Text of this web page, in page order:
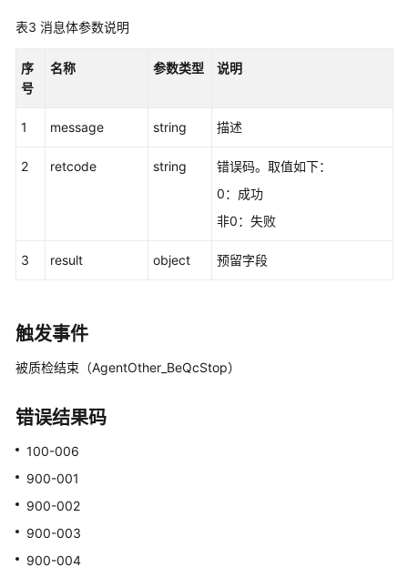
班
数
检:qualitycontrol
听
拦
表3 消息体参数说明
序
号
名称 参数类型 说明
1 message string 描述
2 retcode string
错误码。取值如下：
0：成功
非0：失败
3 result object 预留字段
触发事件
被质检结束（AgentOther_BeQcStop）
错误结果码
100-006
900-001
900-002
900-003
900-004